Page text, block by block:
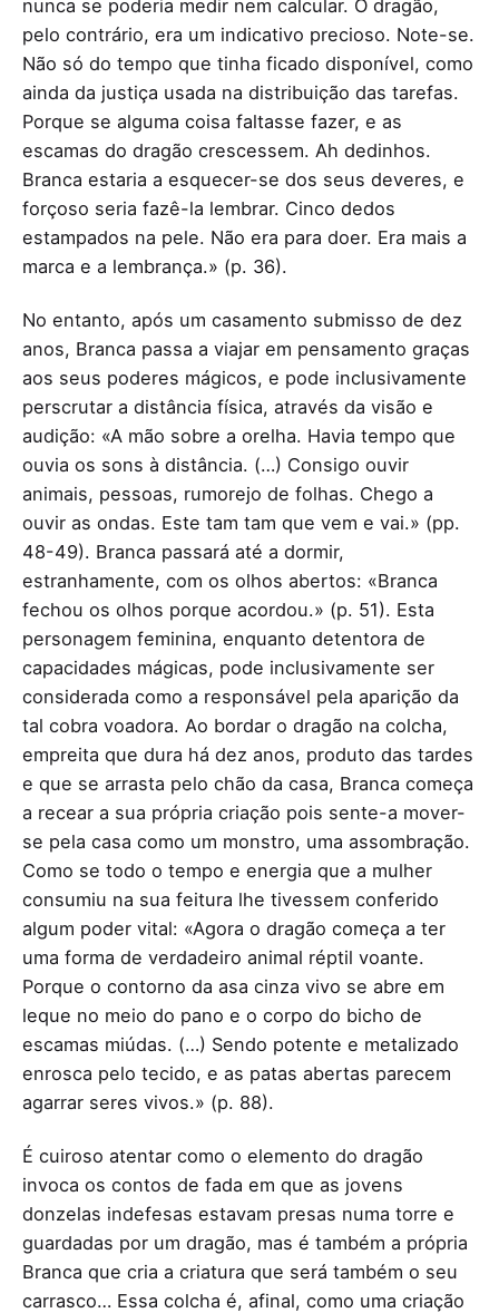
nunca se poderia medir nem calcular. O dragão,
pelo contrário, era um indicativo precioso. Note-se.
Não só do tempo que tinha ficado disponível, como
ainda da justiça usada na distribuição das tarefas.
Porque se alguma coisa faltasse fazer, e as
escamas do dragão crescessem. Ah dedinhos.
Branca estaria a esquecer-se dos seus deveres, e
forçoso seria fazê-la lembrar. Cinco dedos
estampados na pele. Não era para doer. Era mais a
marca e a lembrança.» (p. 36).
No entanto, após um casamento submisso de dez
anos, Branca passa a viajar em pensamento graças
aos seus poderes mágicos, e pode inclusivamente
perscrutar a distância física, através da visão e
audição: «A mão sobre a orelha. Havia tempo que
ouvia os sons à distância. (…) Consigo ouvir
animais, pessoas, rumorejo de folhas. Chego a
ouvir as ondas. Este tam tam que vem e vai.» (pp.
48-49). Branca passará até a dormir,
estranhamente, com os olhos abertos: «Branca
fechou os olhos porque acordou.» (p. 51). Esta
personagem feminina, enquanto detentora de
capacidades mágicas, pode inclusivamente ser
considerada como a responsável pela aparição da
tal cobra voadora. Ao bordar o dragão na colcha,
empreita que dura há dez anos, produto das tardes
e que se arrasta pelo chão da casa, Branca começa
a recear a sua própria criação pois sente-a mover-
se pela casa como um monstro, uma assombração.
Como se todo o tempo e energia que a mulher
consumiu na sua feitura lhe tivessem conferido
algum poder vital: «Agora o dragão começa a ter
uma forma de verdadeiro animal réptil voante.
Porque o contorno da asa cinza vivo se abre em
leque no meio do pano e o corpo do bicho de
escamas miúdas. (…) Sendo potente e metalizado
enrosca pelo tecido, e as patas abertas parecem
agarrar seres vivos.» (p. 88).
É cuiroso atentar como o elemento do dragão
invoca os contos de fada em que as jovens
donzelas indefesas estavam presas numa torre e
guardadas por um dragão, mas é também a própria
Branca que cria a criatura que será também o seu
carrasco… Essa colcha é, afinal, como uma criação